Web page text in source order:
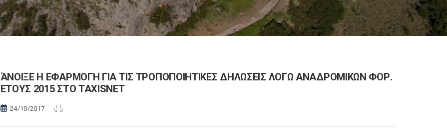
ΆΝΟΙΞΕ Η ΕΦΑΡΜΟΓΗ ΓΙΑ ΤΙΣ ΤΡΟΠΟΠΟΙΗΤΙΚΕΣ ΔΗΛΩΣΕΙΣ ΛΟΓΩ ΑΝΑΔΡΟΜΙΚΩΝ ΦΟΡ.
ΕΤΟΥΣ 2015 ΣΤΟ TAXISNET
24/10/2017